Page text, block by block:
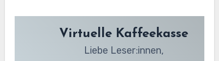
Virtuelle Kaffeekasse
Liebe Leser:innen,